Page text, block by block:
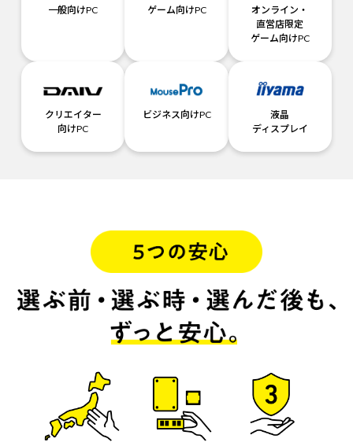
一般向けPC ゲーム向けPC
オンライン・
直営店限定
ゲーム向けPC
クリエイター
向けPC
ビジネス向けPC
液晶
ディスプレイ